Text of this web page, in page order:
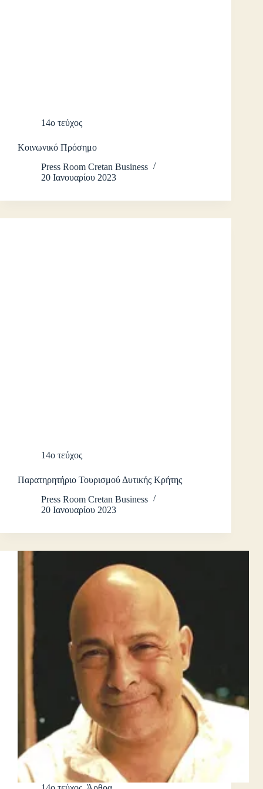
14ο τεύχος
Κοινωνικό Πρόσημο
Press Room Cretan Business
20 Ιανουαρίου 2023
14ο τεύχος
Παρατηρητήριο Τουρισμού Δυτικής Κρήτης
Press Room Cretan Business
20 Ιανουαρίου 2023